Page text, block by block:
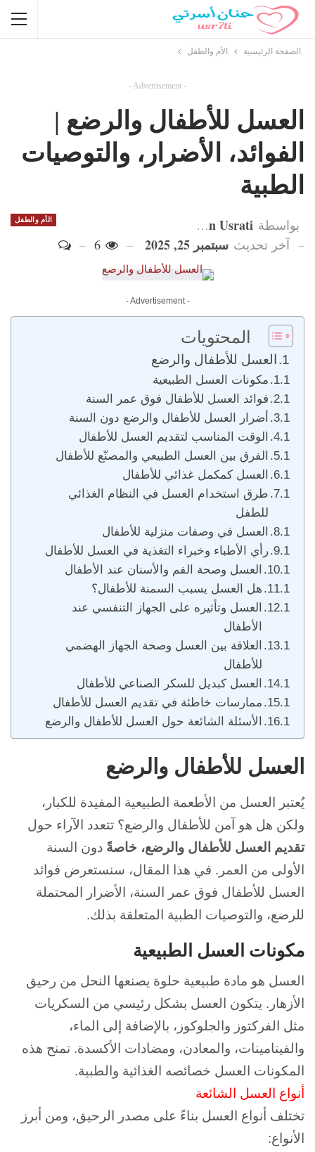
الصفحة الرئيسية الأم والطفل
- Advertisement -
العسل للأطفال والرضع |
الفوائد، الأضرار، والتوصيات
الطبية
الأم والطفل بواسطة Hanan Usrati
آخر تحديث سبتمبر 25, 2025
- Advertisement -
المحتويات
العسل للأطفال والرضع
مكونات العسل الطبيعية
فوائد العسل للأطفال فوق عمر السنة
أضرار العسل للأطفال والرضع دون السنة
الوقت المناسب لتقديم العسل للأطفال
الفرق بين العسل الطبيعي والمصنّع للأطفال
العسل كمكمل غذائي للأطفال
طرق استخدام العسل في النظام الغذائي
للطفل
العسل في وصفات منزلية للأطفال
رأي الأطباء وخبراء التغذية في العسل للأطفال
العسل وصحة الفم والأسنان عند الأطفال
هل العسل يسبب السمنة للأطفال؟
العسل وتأثيره على الجهاز التنفسي عند
الأطفال
العلاقة بين العسل وصحة الجهاز الهضمي
للأطفال
العسل كبديل للسكر الصناعي للأطفال
ممارسات خاطئة في تقديم العسل للأطفال
الأسئلة الشائعة حول العسل للأطفال والرضع
العسل للأطفال والرضع
يُعتبر العسل من الأطعمة الطبيعية المفيدة للكبار،
ولكن هل هو آمن للأطفال والرضع؟ تتعدد الآراء حول
تقديم العسل للأطفال والرضع، خاصةً دون السنة
الأولى من العمر. في هذا المقال، سنستعرض فوائد
العسل للأطفال فوق عمر السنة، الأضرار المحتملة
للرضع، والتوصيات الطبية المتعلقة بذلك.
مكونات العسل الطبيعية
العسل هو مادة طبيعية حلوة يصنعها النحل من رحيق
الأزهار. يتكون العسل بشكل رئيسي من السكريات
مثل الفركتوز والجلوكوز، بالإضافة إلى الماء،
والفيتامينات، والمعادن، ومضادات الأكسدة. تمنح هذه
المكونات العسل خصائصه الغذائية والطبية.
أنواع العسل الشائعة
تختلف أنواع العسل بناءً على مصدر الرحيق، ومن أبرز
الأنواع: